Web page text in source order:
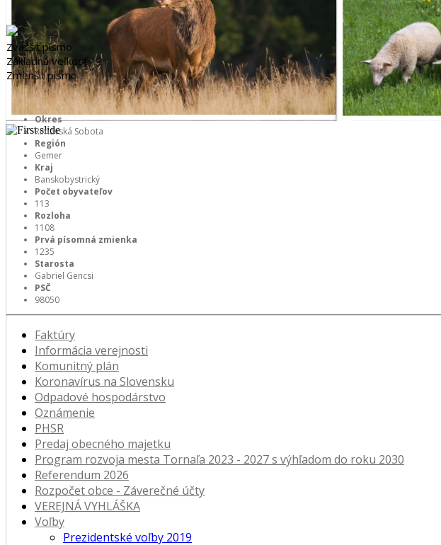
Zväčšiť písmo
Základná veľkosť
Zmenšiť písmo
Okres
Rimavská Sobota
Región
Gemer
Kraj
Banskobystrický
Počet obyvateľov
113
Rozloha
1108
Prvá písomná zmienka
1235
Starosta
Gabriel Gencsi
PSČ
98050
Faktúry
Informácia verejnosti
Komunitný plán
Koronavírus na Slovensku
Odpadové hospodárstvo
Oznámenie
PHSR
Predaj obecného majetku
Program rozvoja mesta Tornaľa 2023 - 2027 s výhľadom do roku 2030
Referendum 2026
Rozpočet obce - Záverečné účty
VEREJNÁ VYHLÁŠKA
Voľby
Prezidentské voľby 2019